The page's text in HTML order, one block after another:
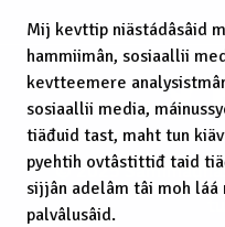
Mij kevttip niästádâsâid
hammiimân, sosiaallii
kevtteemere
sosiaallii media,
tiäđuid tast, maht tun
pyehtih ovtâstittiđ taid
sijjân adelâm tâi moh
palvâlusâid.
© 2025